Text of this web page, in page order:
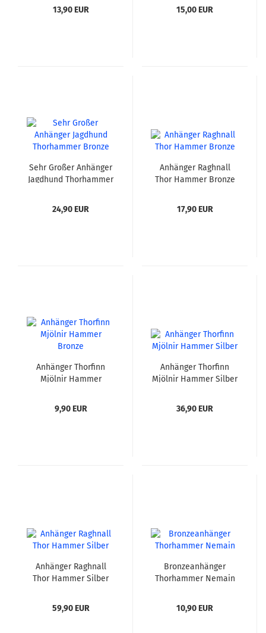
13,90 EUR 15,00 EUR
Sehr Großer Anhänger
Jagdhund Thorhammer
24,90 EUR
Anhänger Raghnall
Thor Hammer Bronze
17,90 EUR
Anhänger Thorfinn
Mjölnir Hammer
9,90 EUR
Anhänger Thorfinn
Mjölnir Hammer Silber
36,90 EUR
Anhänger Raghnall
Thor Hammer Silber
59,90 EUR
Bronzeanhänger
Thorhammer Nemain
10,90 EUR